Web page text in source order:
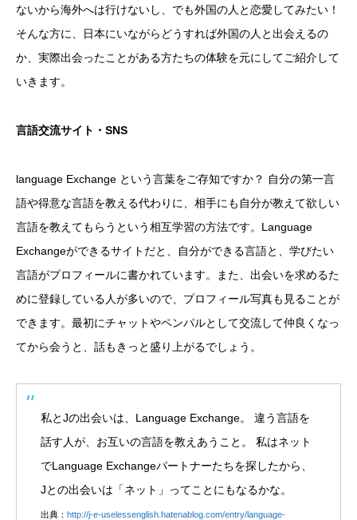
ないから海外へは行けないし、でも外国の人と恋愛してみたい！
そんな方に、日本にいながらどうすれば外国の人と出会えるの
か、実際出会ったことがある方たちの体験を元にしてご紹介して
いきます。
言語交流サイト・SNS
language Exchange という言葉をご存知ですか？ 自分の第一言
語や得意な言語を教える代わりに、相手にも自分が教えて欲しい
言語を教えてもらうという相互学習の方法です。Language
Exchangeができるサイトだと、自分ができる言語と、学びたい
言語がプロフィールに書かれています。また、出会いを求めるた
めに登録している人が多いので、プロフィール写真も見ることが
できます。最初にチャットやペンパルとして交流して仲良くなっ
てから会うと、話もきっと盛り上がるでしょう。
私とJの出会いは、Language Exchange。 違う言語を
話す人が、お互いの言語を教えあうこと。 私はネット
でLanguage Exchangeパートナーたちを探したから、
Jとの出会いは「ネット」ってことにもなるかな。
出典： http://j-e-uselessenglish.hatenablog.com/entry/language-